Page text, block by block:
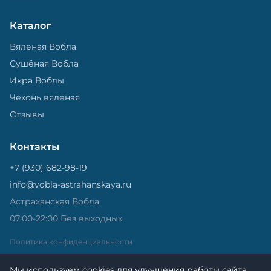
Каталог
Вяленая Вобла
Сушёная Вобла
Икра Воблы
Чехонь вяленая
Отзывы
Контакты
+7 (930) 682-98-19
info@vobla-astrahanskaya.ru
Астраханская Вобла
07:00-22:00 Без выходных
Политика конфиденциальности